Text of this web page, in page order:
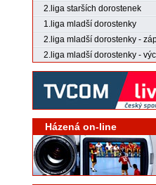
2.liga starších dorostenek
1.liga mladší dorostenky
2.liga mladší dorostenky -
2.liga mladší dorostenky -
Házená on-line